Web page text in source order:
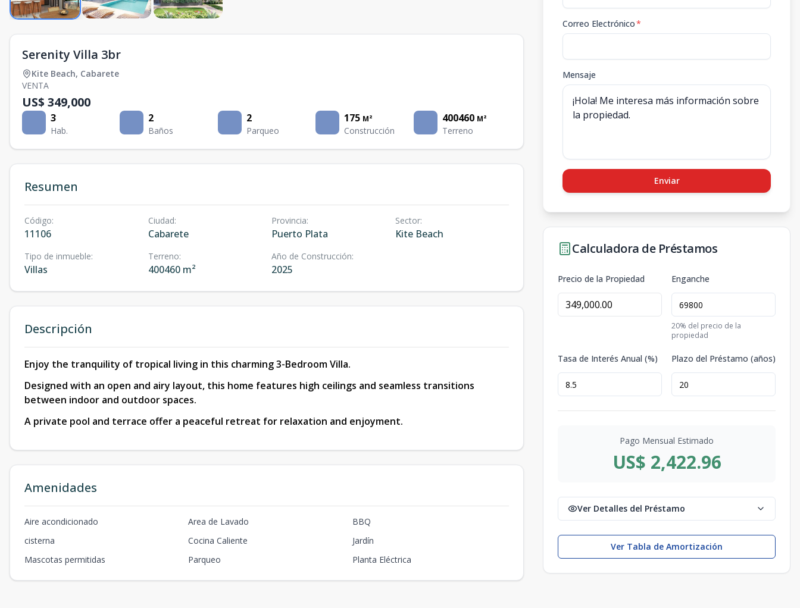
Serenity Villa 3br
Kite Beach, Cabarete
VENTA
US$ 349,000
3
Hab.
2
Baños
2
Parqueo
175 M²
Construcción
400460 M²
Terreno
Resumen
Código:
11106
Ciudad:
Cabarete
Provincia:
Puerto Plata
Sector:
Kite Beach
Tipo de inmueble:
Villas
Terreno:
400460 m²
Año de Construcción:
2025
Descripción
Enjoy the tranquility of tropical living in this charming 3-Bedroom Villa.
Designed with an open and airy layout, this home features high ceilings and seamless transitions
between indoor and outdoor spaces.
A private pool and terrace offer a peaceful retreat for relaxation and enjoyment.
Amenidades
Aire acondicionado Area de Lavado
BBQ
cisterna
Cocina Caliente
Jardín
Mascotas permitidas
Parqueo Planta Eléctrica
Correo Electrónico*
Mensaje
Enviar
Calculadora de Préstamos
Precio de la Propiedad Enganche
20% del precio de la
propiedad
Tasa de Interés Anual (%) Plazo del Préstamo (años)
Pago Mensual Estimado
US$ 2,422.96
Ver Detalles del Préstamo
Ver Tabla de Amortización